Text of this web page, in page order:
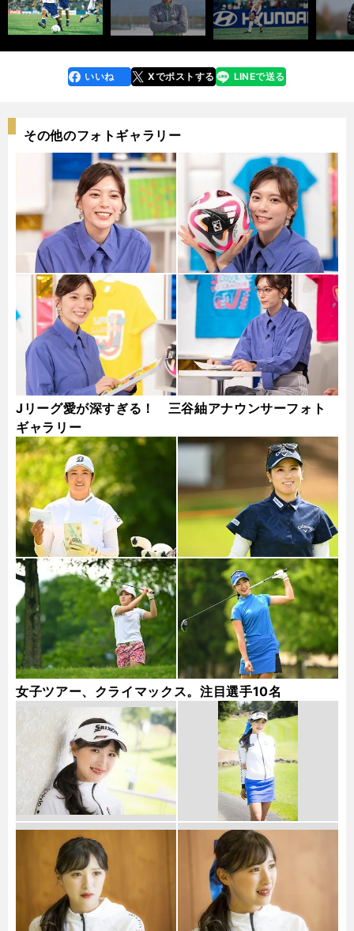
faceboo
k
いいね Xでポストする
line LINEで送る
その他のフォトギャラリー
Jリーグ愛が深すぎる！ 三谷紬アナウンサーフォト
ギャラリー
女子ツアー、クライマックス。注目選手10名